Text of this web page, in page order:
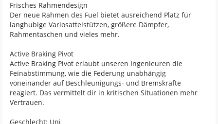
Frisches Rahmendesign
Der neue Rahmen des Fuel bietet ausreichend Platz für
langhubige Variosattelstützen, größere Dämpfer,
Rahmentaschen und vieles mehr.
Active Braking Pivot
Active Braking Pivot erlaubt unseren Ingenieuren die
Feinabstimmung, wie die Federung unabhängig
voneinander auf Beschleunigungs- und Bremskräfte
reagiert. Das vermittelt dir in kritischen Situationen mehr
Vertrauen.
Geschlecht: Uni